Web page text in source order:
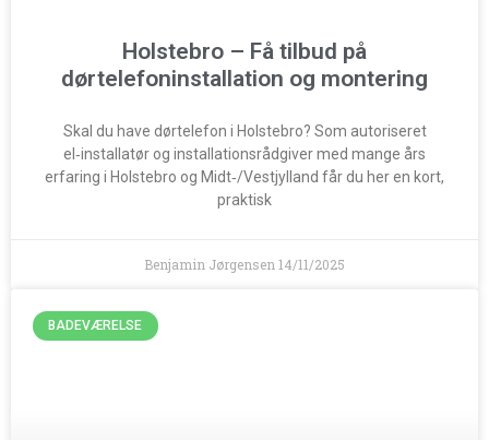
Holstebro – Få tilbud på
dørtelefoninstallation og montering
Skal du have dørtelefon i Holstebro? Som autoriseret
el‑installatør og installationsrådgiver med mange års
erfaring i Holstebro og Midt‑/Vestjylland får du her en kort,
praktisk
Benjamin Jørgensen14/11/2025
BADEVÆRELSE